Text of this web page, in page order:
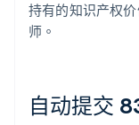
持有的知识产权
师。
自动提交